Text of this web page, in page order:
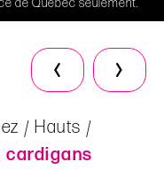
de Québec seulement.
Hauts
cardigans